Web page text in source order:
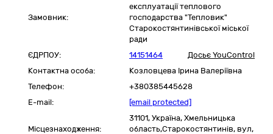
Замовник:
експлуатації теплового
господарства "Тепловик"
Старокостянтинівської міської
ради
ЄДРПОУ:
14151464
Досьє YouControl
Контактна особа:
Козловцева Ірина Валеріївна
Телефон:
+380385445628
E-mail:
[email protected]
Місцезнаходження:
31101, Україна, Хмельницька
область,Старокостянтинів, вул,